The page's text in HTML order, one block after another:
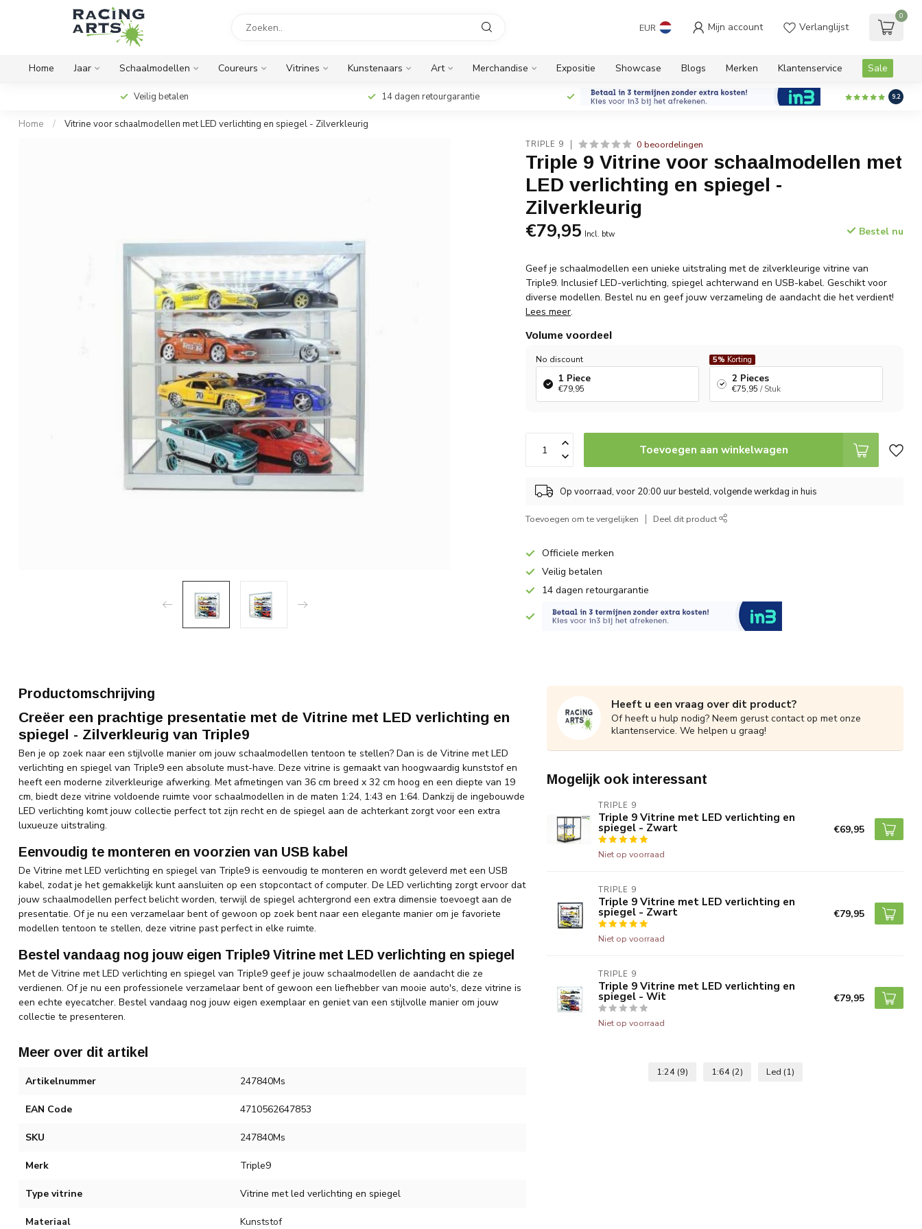
EUR Mijn account Verlanglijst
0
Home Jaar Schaalmodellen Coureurs Vitrines Kunstenaars Art Merchandise Expositie Showcase Blogs Merken Klantenservice Sale
Veilig betalen 14 dagen retourgarantie 9.2
Home / Vitrine voor schaalmodellen met LED verlichting en spiegel - Zilverkleurig
TRIPLE 9 0 beoordelingen
Triple 9 Vitrine voor schaalmodellen met
LED verlichting en spiegel -
Zilverkleurig
€79,95 Incl. btw Bestel nu
Geef je schaalmodellen een unieke uitstraling met de zilverkleurige vitrine van
Triple9. Inclusief LED-verlichting, spiegel achterwand en USB-kabel. Geschikt voor
diverse modellen. Bestel nu en geef jouw verzameling de aandacht die het verdient!
Lees meer.
Volume voordeel
No discount
1 Piece
€79,95
5% Korting
2 Pieces
€75,95 / Stuk
Toevoegen aan winkelwagen
Op voorraad, voor 20:00 uur besteld, volgende werkdag in huis
Toevoegen om te vergelijken Deel dit product
Officiele merken
Veilig betalen
14 dagen retourgarantie
Productomschrijving
Creëer een prachtige presentatie met de Vitrine met LED verlichting en
spiegel - Zilverkleurig van Triple9
Ben je op zoek naar een stijlvolle manier om jouw schaalmodellen tentoon te stellen? Dan is de Vitrine met LED
verlichting en spiegel van Triple9 een absolute must-have. Deze vitrine is gemaakt van hoogwaardig kunststof en
heeft een moderne zilverkleurige afwerking. Met afmetingen van 36 cm breed x 32 cm hoog en een diepte van 19
cm, biedt deze vitrine voldoende ruimte voor schaalmodellen in de maten 1:24, 1:43 en 1:64. Dankzij de ingebouwde
LED verlichting komt jouw collectie perfect tot zijn recht en de spiegel aan de achterkant zorgt voor een extra
luxueuze uitstraling.
Eenvoudig te monteren en voorzien van USB kabel
De Vitrine met LED verlichting en spiegel van Triple9 is eenvoudig te monteren en wordt geleverd met een USB
kabel, zodat je het gemakkelijk kunt aansluiten op een stopcontact of computer. De LED verlichting zorgt ervoor dat
jouw schaalmodellen perfect belicht worden, terwijl de spiegel achtergrond een extra dimensie toevoegt aan de
presentatie. Of je nu een verzamelaar bent of gewoon op zoek bent naar een elegante manier om je favoriete
modellen tentoon te stellen, deze vitrine past perfect in elke ruimte.
Bestel vandaag nog jouw eigen Triple9 Vitrine met LED verlichting en spiegel
Met de Vitrine met LED verlichting en spiegel van Triple9 geef je jouw schaalmodellen de aandacht die ze
verdienen. Of je nu een professionele verzamelaar bent of gewoon een liefhebber van mooie auto's, deze vitrine is
een echte eyecatcher. Bestel vandaag nog jouw eigen exemplaar en geniet van een stijlvolle manier om jouw
collectie te presenteren.
Meer over dit artikel
Artikelnummer 247840Ms
EAN Code 4710562647853
SKU 247840Ms
Merk Triple9
Type vitrine Vitrine met led verlichting en spiegel
Materiaal Kunststof
Heeft u een vraag over dit product?
Of heeft u hulp nodig? Neem gerust contact op met onze
klantenservice. We helpen u graag!
Mogelijk ook interessant
TRIPLE 9
Triple 9 Vitrine met LED verlichting en
spiegel - Zwart
Niet op voorraad
€69,95
TRIPLE 9
Triple 9 Vitrine met LED verlichting en
spiegel - Zwart
Niet op voorraad
€79,95
TRIPLE 9
Triple 9 Vitrine met LED verlichting en
spiegel - Wit
Niet op voorraad
€79,95
1:24 (9) 1:64 (2) Led (1)